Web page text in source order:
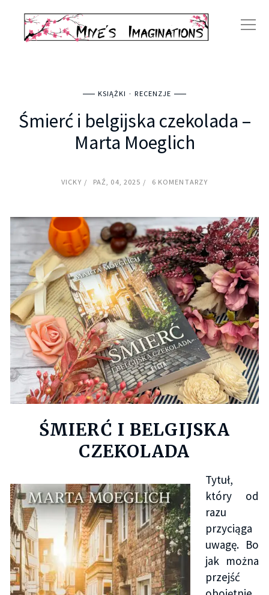
KSIĄŻKI RECENZJE
Śmierć i belgijska czekolada –
Marta Moeglich
VICKY PAŹ, 04, 2025 6 KOMENTARZY
ŚMIERĆ I BELGIJSKA
CZEKOLADA
Tytuł,
który od
razu
przyciąga
uwagę. Bo
jak można
przejść